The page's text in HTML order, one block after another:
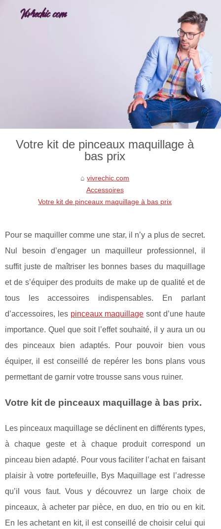
Votre kit de pinceaux maquillage à
bas prix
vivrechic.com
Accessoires
Votre kit de pinceaux maquillage à bas prix
Pour se maquiller comme une star, il n’y a plus de secret.
Nul besoin d’engager un maquilleur professionnel, il
suffit juste de maîtriser les bonnes bases du maquillage
et de s’équiper des produits de make up de qualité et de
tous les accessoires indispensables. En parlant
d’accessoires, les pinceaux maquillage sont d’une haute
importance. Quel que soit l’effet souhaité, il y aura un ou
des pinceaux bien adaptés. Pour pouvoir bien vous
équiper, il est conseillé de repérer les bons plans vous
permettant de garnir votre trousse sans vous ruiner.
Votre kit de pinceaux maquillage à bas prix.
Les pinceaux maquillage se déclinent en différents types,
à chaque geste et à chaque produit correspond un
pinceau bien adapté. Pour vous faciliter l’achat en faisant
plaisir à votre portefeuille, Bys Maquillage est l’adresse
qu’il vous faut. Vous y découvrez un large choix de
pinceaux, à acheter par pièce, en duo, en trio ou en kit.
En les achetant en kit, il est conseillé de choisir celui qui